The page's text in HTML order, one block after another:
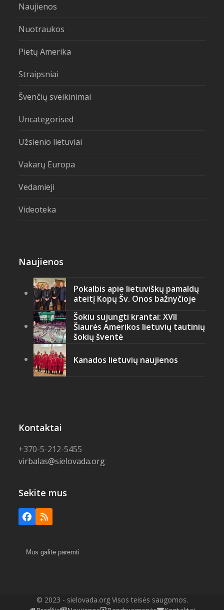
Naujienos
Nuotraukos
Pietų Amerika
Straipsniai
Švenčių sveikinimai
Uncategorised
Užsienio lietuviai
Vakarų Europa
Vedamieji
Videoteka
Naujienos
Pokalbis apie lietuviškų pamaldų
ateitį Kopų Šv. Onos bažnyčioje
Šokiu sujungti krantai: XVII
Šiaurės Amerikos lietuvių tautinių
šokių šventė
Kanados lietuvių naujienos
Kontaktai
+370-5-212-5455
virbalas@sielovada.org
Sekite mus
Facebook
RSS
Mus galite paremti
© 2023 - sielovada.org Visos teisės saugomos.